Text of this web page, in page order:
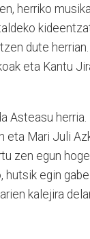
herriko
dute
eta Kantu
Asteasu
eta Mari Juli
zen egun
hutsik egin
kalejira